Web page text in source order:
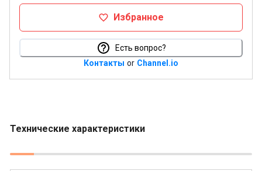
Избранное
Есть вопрос?
Контакты or Channel.io
Технические характеристики